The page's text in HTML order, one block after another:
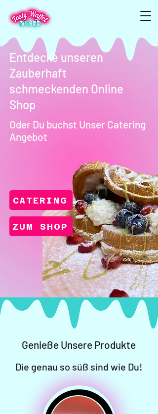
Oder Du buchst Unser Catering
Angebot
Entdecke unseren
Zauberhaft
schmeckenden Online
Shop
CATERING
ZUM SHOP
Genieße Unsere Produkte
Die genau so süß sind wie Du!